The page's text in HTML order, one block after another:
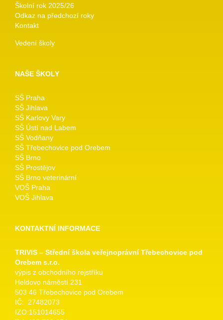
Školní rok 2025/26
Odkaz na předchozí roky
Kontakt
Vedení školy
NAŠE ŠKOLY
SŠ Praha
SŠ Jihlava
SŠ Karlovy Vary
SŠ Ústí nad Labem
SŠ Vodňany
SŠ Třebechovice pod Orebem
SŠ Brno
SŠ Prostějov
SŠ Brno veterinární
VOŠ Praha
VOŠ Jihlava
KONTAKTNÍ INFORMACE
TRIVIS – Střední škola veřejnoprávní Třebechovice pod
Orebem s.r.o.
výpis z obchodního rejstříku
Heldovo náměstí 231
503 46 Třebechovice pod Orebem
IČ: 27482073
IZO:151014655